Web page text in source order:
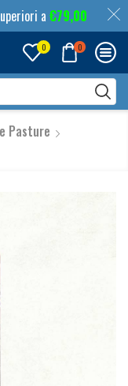
a €79,00
0 0
Pasture